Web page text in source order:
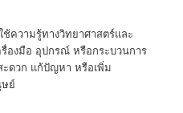
ความรู้ทางวิทยาศาสตร์และ
รื่องมือ อุปกรณ์ หรือกระบวนการ
ดวก แก้ปัญหา หรือเพิ่ม
ษย์